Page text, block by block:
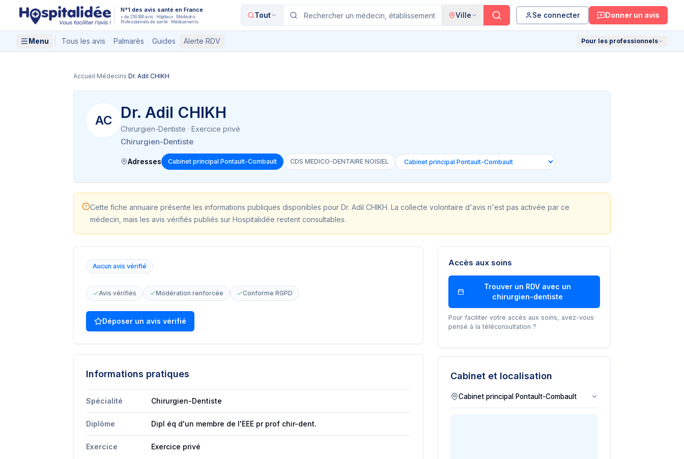
Aller au contenu principal N°1 des avis santé en France
+ de 250 000 avis · Hôpitaux · Médecins
Professionnels de santé · Médicaments
Tout Ville Se connecter Donner un avis
Menu Tous les avis Palmarès Guides Alerte RDV Pour les professionnels
Accueil·Médecins·Dr. Adil CHIKH
AC Dr. Adil CHIKH
Chirurgien-Dentiste · Exercice privé
Chirurgien-Dentiste
Adresses Cabinet principal Pontault-Combault CDS MEDICO-DENTAIRE NOISIEL
Cette fiche annuaire présente les informations publiques disponibles pour Dr. Adil CHIKH. La collecte volontaire d'avis n'est pas activée par ce
médecin, mais les avis vérifiés publiés sur Hospitalidée restent consultables.
Aucun avis vérifié
Avis vérifiés Modération renforcée Conforme RGPD
Déposer un avis vérifié
Informations pratiques
Spécialité Chirurgien-Dentiste
Diplôme Dipl éq d'un membre de l'EEE pr prof chir-dent.
Exercice Exercice privé
Accès aux soins
Trouver un RDV avec un
chirurgien-dentiste
Pour faciliter votre accès aux soins, avez-vous
pensé à la téléconsultation ?
Cabinet et localisation